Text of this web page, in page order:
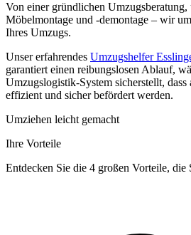
Von einer gründlichen Umzugsberatung,
Möbelmontage und -demontage – wir
Ihres Umzugs.
Unser erfahrendes Umzugshelfer
garantiert einen reibungslosen Ablauf,
Umzugslogistik-System sicherstellt,
effizient und sicher befördert werden.
Umziehen leicht gemacht
Ihre Vorteile
Entdecken Sie die 4 großen Vorteile, die